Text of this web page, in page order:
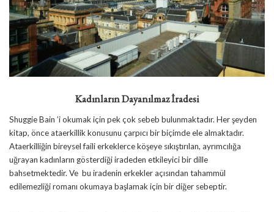
Kadınların Dayanılmaz İradesi
Shuggie Bain ’i okumak için pek çok sebeb bulunmaktadır. Her şeyden
kitap, önce ataerkillik konusunu çarpıcı bir biçimde ele almaktadır.
Ataerkilliğin bireysel faili erkeklerce köşeye sıkıştırılan, ayrımcılığa
uğrayan kadınların gösterdiği iradeden etkileyici bir dille
bahsetmektedir. Ve bu iradenin erkekler açısından tahammül
edilemezliği romanı okumaya başlamak için bir diğer sebeptir.